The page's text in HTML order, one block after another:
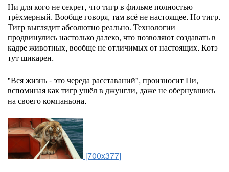
Ни для кого не секрет, что тигр в фильме полностью
трёхмерный. Вообще говоря, там всё не настоящее. Но тигр.
Тигр выглядит абсолютно реально. Технологии
продвинулись настолько далеко, что позволяют создавать в
кадре животных, вообще не отличимых от настоящих. Котэ
тут шикарен.
"Вся жизнь - это череда расставаний", произносит Пи,
вспоминая как тигр ушёл в джунгли, даже не обернувшись
на своего компаньона.
[700x377]